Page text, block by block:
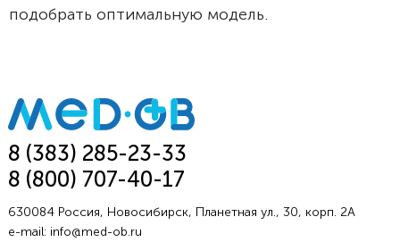
подобрать оптимальную модель.
8 (383) 285-23-33
8 (800) 707-40-17
630084 Россия, Новосибирск, Планетная ул., 30, корп. 2А
e-mail: info@med-ob.ru